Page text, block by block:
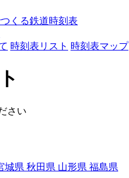
くる鉄道時刻表
時刻表リスト 時刻表マップ
さい
城県 秋田県 山形県 福島県